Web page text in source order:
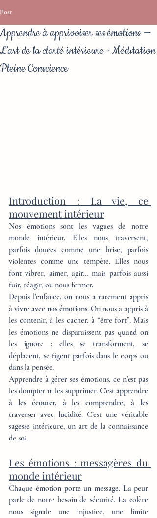
Post
Apprendre à apprivoiser ses émotions —
L’art de la clarté intérieure - Méditation
Pleine Conscience
Introduction : La vie, ce
mouvement intérieur
Nos émotions sont les vagues de notre
monde intérieur. Elles nous traversent,
parfois douces comme une brise, parfois
violentes comme une tempête. Elles nous
font vibrer, aimer, agir… mais parfois aussi
fuir, réagir, ou nous fermer.
Depuis l’enfance, on nous a rarement appris
à vivre avec nos émotions. On nous a appris à
les contenir, à les cacher, à “être fort”. Mais
les émotions ne disparaissent pas quand on
les ignore : elles se transforment, se
déplacent, se figent parfois dans le corps ou
dans la pensée.
Apprendre à gérer ses émotions, ce n’est pas
les dompter ni les supprimer. C’est apprendre
à les écouter, à les comprendre, à les
traverser avec lucidité. C’est une véritable
sagesse intérieure, un art de la connaissance
de soi.
Les émotions : messagères du
monde intérieur
Chaque émotion porte un message. La peur
parle de notre besoin de sécurité. La colère
nous signale une injustice, une limite